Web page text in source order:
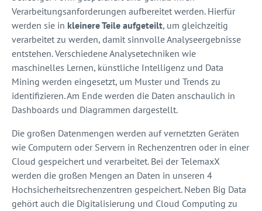
Verarbeitungsanforderungen aufbereitet werden. Hierfür
werden sie in kleinere Teile aufgeteilt, um gleichzeitig
verarbeitet zu werden, damit sinnvolle Analyseergebnisse
entstehen. Verschiedene Analysetechniken wie
maschinelles Lernen, künstliche Intelligenz und Data
Mining werden eingesetzt, um Muster und Trends zu
identifizieren. Am Ende werden die Daten anschaulich in
Dashboards und Diagrammen dargestellt.
Die großen Datenmengen werden auf vernetzten Geräten
wie Computern oder Servern in Rechenzentren oder in einer
Cloud gespeichert und verarbeitet. Bei der TelemaxX
werden die großen Mengen an Daten in unseren 4
Hochsicherheitsrechenzentren gespeichert. Neben Big Data
gehört auch die Digitalisierung und Cloud Computing zu